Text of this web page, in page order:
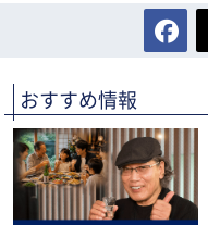
おすすめ情報